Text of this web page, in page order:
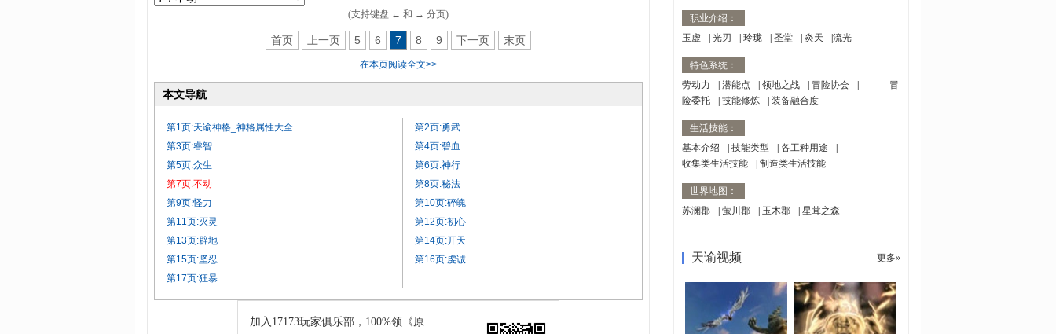
(支持键盘 ← 和 → 分页)
首页 上一页 5 6 7 8 9 下一页 末页
在本页阅读全文>>
本文导航
第1页:天谕神格_神格属性大全
第3页:睿智
第5页:众生
第7页:不动
第9页:怪力
第11页:灭灵
第13页:辟地
第15页:坚忍
第17页:狂暴
第2页:勇武
第4页:碧血
第6页:神行
第8页:秘法
第10页:碎魄
第12页:初心
第14页:开天
第16页:虔诚
加入17173玩家俱乐部，100%领《原
职业介绍：
玉虚
光刃 玲珑 圣堂 炎天 流光
特色系统：
劳动力
潜能点 领地之战 冒险协会
冒
险委托
技能修炼 装备融合度
生活技能：
基本介绍
技能类型 各工种用途
收集类生活技能
制造类生活技能
世界地图：
苏澜郡
萤川郡 玉木郡 星茸之森
天谕视频 更多»